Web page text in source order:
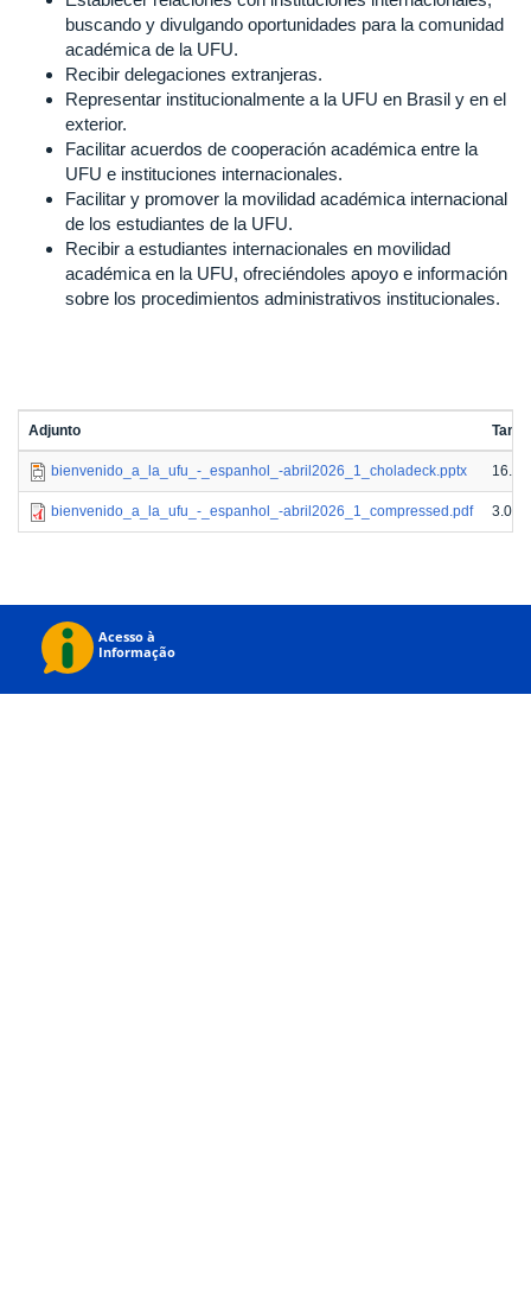
buscando y divulgando oportunidades para la comunidad
académica de la UFU.
Recibir delegaciones extranjeras.
Representar institucionalmente a la UFU en Brasil y en el
exterior.
Facilitar acuerdos de cooperación académica entre la
UFU e instituciones internacionales.
Facilitar y promover la movilidad académica internacional
de los estudiantes de la UFU.
Recibir a estudiantes internacionales en movilidad
académica en la UFU, ofreciéndoles apoyo e información
sobre los procedimientos administrativos institucionales.
Adjunto
bienvenido_a_la_ufu_-_espanhol_-abril2026_1_choladeck.pptx 16.1
bienvenido_a_la_ufu_-_espanhol_-abril2026_1_compressed.pdf 3.01